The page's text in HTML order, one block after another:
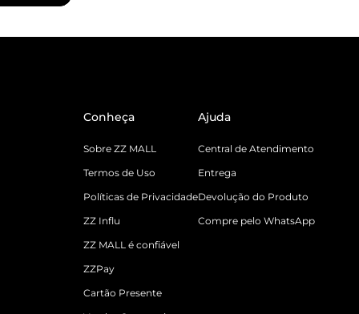
Conheça
Sobre ZZ MALL
Termos de Uso
Políticas de Privacidade
ZZ Influ
ZZ MALL é confiável
ZZPay
Cartão Presente
Ajuda
Central de Atendimento
Entrega
Devolução do Produto
Compre pelo WhatsApp